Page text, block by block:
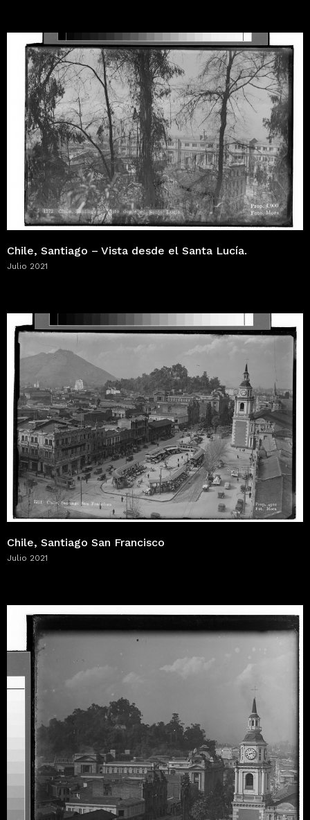
Chile, Santiago – Vista desde el Santa Lucía.
Julio 2021
Chile, Santiago San Francisco
Julio 2021